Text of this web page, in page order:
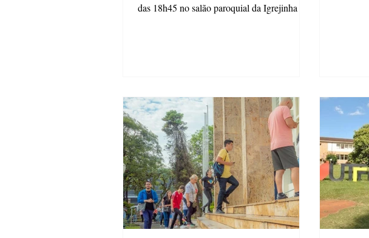
das 18h45 no salão paroquial da Igrejinha de